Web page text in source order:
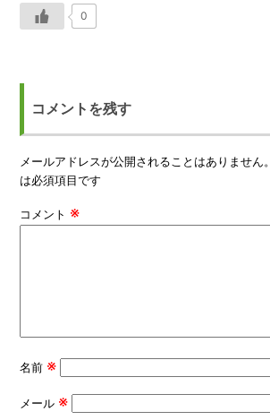
0
コメントを残す
メールアドレスが公開されることはありません。
は必須項目です
コメント ※
名前 ※
メール ※